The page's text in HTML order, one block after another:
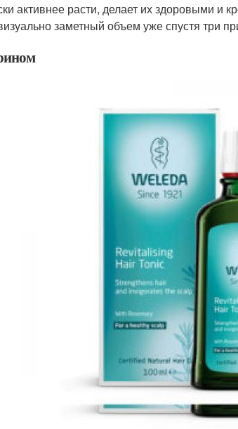
активнее расти, делает их здоровыми и
заметный объем уже спустя три